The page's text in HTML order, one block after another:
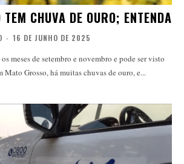
TEM CHUVA DE OURO; ENTENDA
- 16 DE JUNHO DE 2025
meses de setembro e novembro e pode ser visto
pessoa Em Mato Grosso, há muitas chuvas de ouro, e...